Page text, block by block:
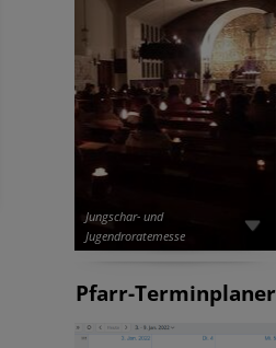
Jungschar- und
Jugendroratemesse
Pfarr-Terminplaner